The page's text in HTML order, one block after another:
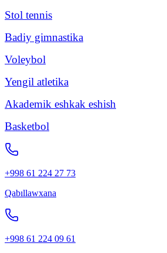
Stol tennis
Badiy gimnastika
Voleybol
Yengil atletika
Akademik eshkak eshish
Basketbol
+998 61 224 27 73
Qabıllawxana
+998 61 224 09 61